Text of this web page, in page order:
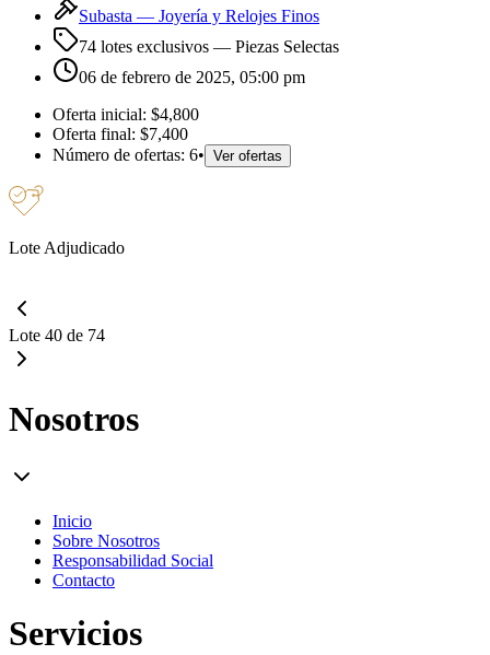
Subasta — Joyería y Relojes Finos
74 lotes exclusivos — Piezas Selectas
06 de febrero de 2025, 05:00 pm
Oferta inicial: $4,800
Oferta final: $7,400
Número de ofertas: 6• Ver ofertas
Lote Adjudicado
Lote 40 de 74
Nosotros
Inicio
Sobre Nosotros
Responsabilidad Social
Contacto
Servicios